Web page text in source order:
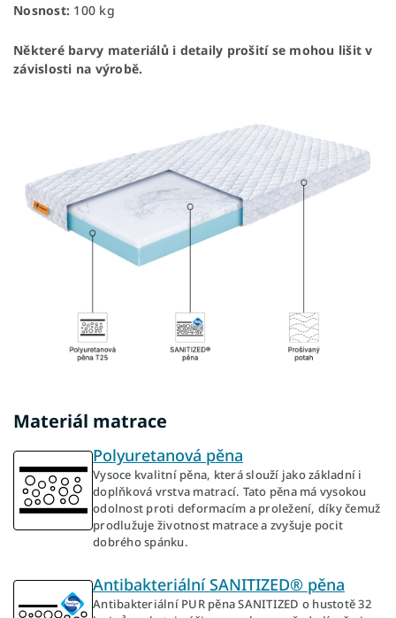
Nosnost: 100 kg
Některé barvy materiálů i detaily prošití se mohou lišit v
závislosti na výrobě.
Materiál matrace
Polyuretanová pěna
Vysoce kvalitní pěna, která slouží jako základní i
doplňková vrstva matrací. Tato pěna má vysokou
odolnost proti deformacím a proležení, díky čemuž
prodlužuje životnost matrace a zvyšuje pocit
dobrého spánku.
Antibakteriální SANITIZED® pěna
Antibakteriální PUR pěna SANITIZED o hustotě 32